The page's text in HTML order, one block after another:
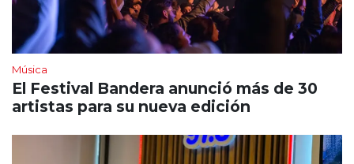
Música
El Festival Bandera anunció más de 30
artistas para su nueva edición